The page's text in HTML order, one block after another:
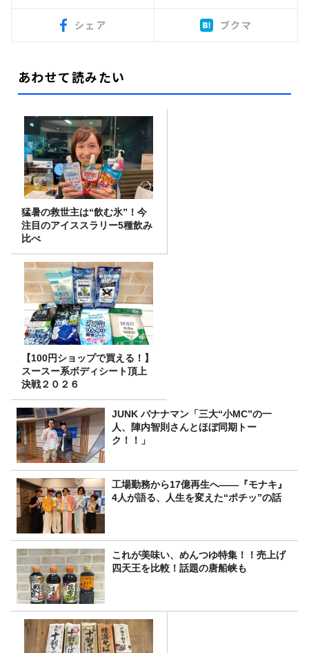
シェア ブクマ
あわせて読みたい
猛暑の救世主は“飲む氷”！今
注目のアイススラリー5種飲み
比べ
【100円ショップで買える！】
スースー系ボディシート頂上
決戦２０２６
JUNK バナナマン「三大“小MC”の一
人、陣内智則さんとほぼ同期トー
ク！！」
工場勤務から17億再生へ——『モナキ』
4人が語る、人生を変えた“ポチッ”の話
これが美味い、めんつゆ特集！！売上げ
四天王を比較！話題の唐船峡も